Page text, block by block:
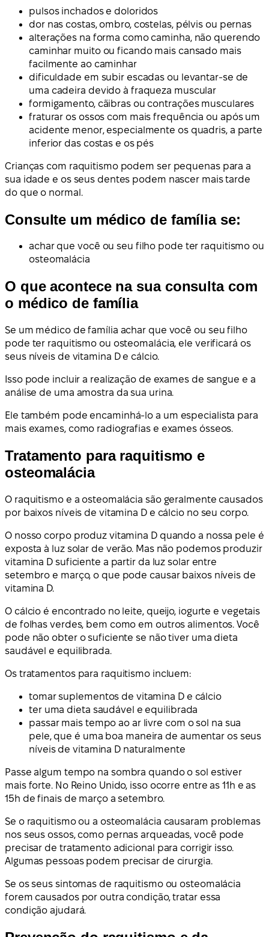
pulsos inchados e doloridos
dor nas costas, ombro, costelas, pélvis ou pernas
alterações na forma como caminha, não querendo
caminhar muito ou ficando mais cansado mais
facilmente ao caminhar
dificuldade em subir escadas ou levantar-se de
uma cadeira devido à fraqueza muscular
formigamento, cãibras ou contrações musculares
fraturar os ossos com mais frequência ou após um
acidente menor, especialmente os quadris, a parte
inferior das costas e os pés
Crianças com raquitismo podem ser pequenas para a
sua idade e os seus dentes podem nascer mais tarde
do que o normal.
Consulte um médico de família se:
achar que você ou seu filho pode ter raquitismo ou
osteomalácia
O que acontece na sua consulta com
o médico de família
Se um médico de família achar que você ou seu filho
pode ter raquitismo ou osteomalácia, ele verificará os
seus níveis de vitamina D e cálcio.
Isso pode incluir a realização de exames de sangue e a
análise de uma amostra da sua urina.
Ele também pode encaminhá-lo a um especialista para
mais exames, como radiografias e exames ósseos.
Tratamento para raquitismo e
osteomalácia
O raquitismo e a osteomalácia são geralmente causados
por baixos níveis de vitamina D e cálcio no seu corpo.
O nosso corpo produz vitamina D quando a nossa pele é
exposta à luz solar de verão. Mas não podemos produzir
vitamina D suficiente a partir da luz solar entre
setembro e março, o que pode causar baixos níveis de
vitamina D.
O cálcio é encontrado no leite, queijo, iogurte e vegetais
de folhas verdes, bem como em outros alimentos. Você
pode não obter o suficiente se não tiver uma dieta
saudável e equilibrada.
Os tratamentos para raquitismo incluem:
tomar suplementos de vitamina D e cálcio
ter uma dieta saudável e equilibrada
passar mais tempo ao ar livre com o sol na sua
pele, que é uma boa maneira de aumentar os seus
níveis de vitamina D naturalmente
Passe algum tempo na sombra quando o sol estiver
mais forte. No Reino Unido, isso ocorre entre as 11h e as
15h de finais de março a setembro.
Se o raquitismo ou a osteomalácia causaram problemas
nos seus ossos, como pernas arqueadas, você pode
precisar de tratamento adicional para corrigir isso.
Algumas pessoas podem precisar de cirurgia.
Se os seus sintomas de raquitismo ou osteomalácia
forem causados por outra condição, tratar essa
condição ajudará.